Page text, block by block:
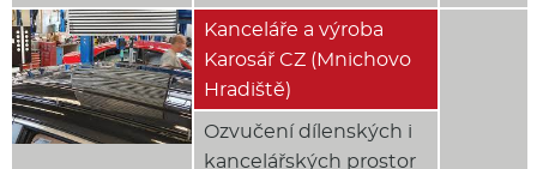
Kanceláře a výroba
Karosář CZ (Mnichovo
Hradiště)
Ozvučení dílenských i
kancelářských prostor